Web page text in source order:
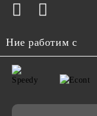
Ние работим с